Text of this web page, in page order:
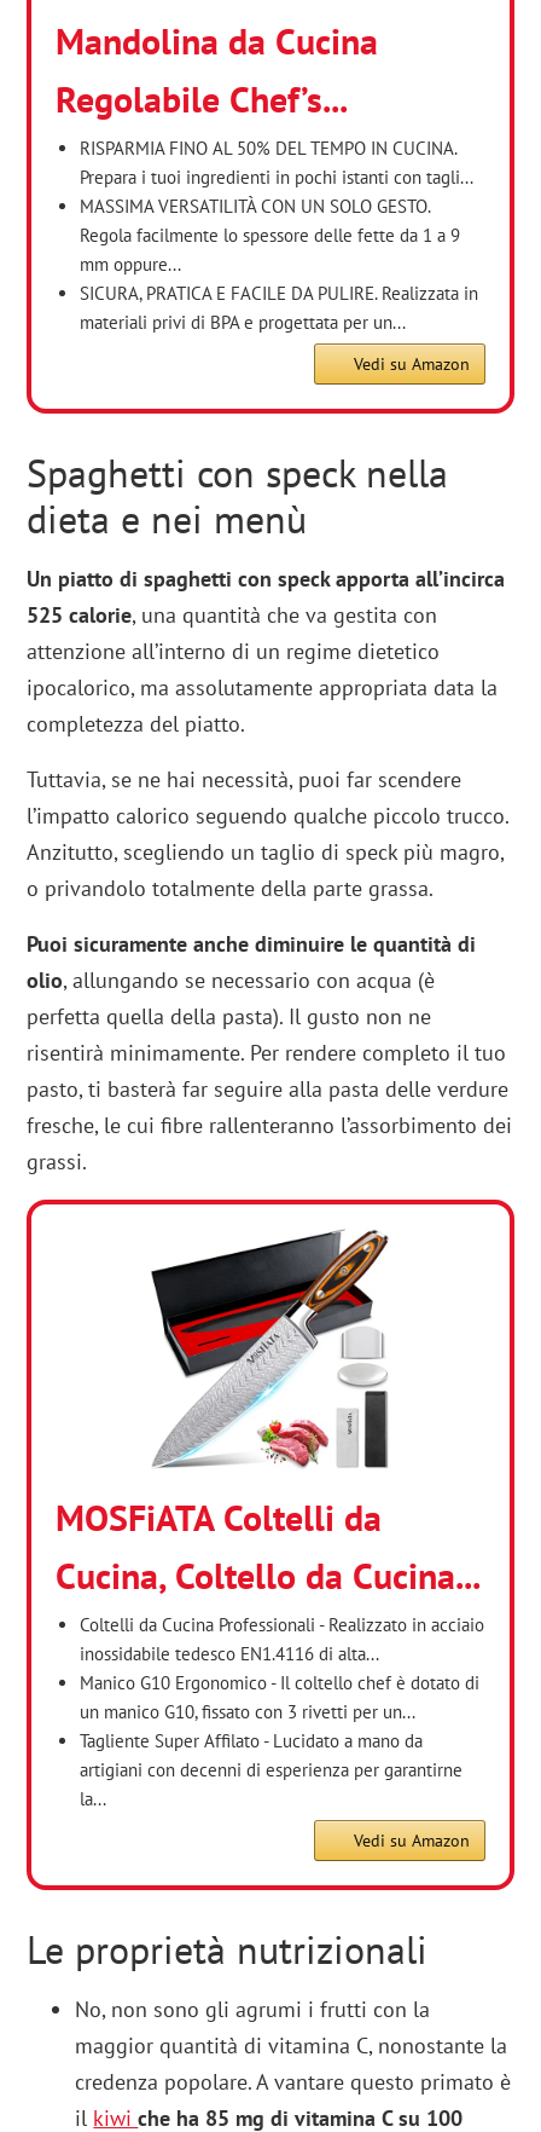
Mandolina da Cucina
Regolabile Chef’s...
RISPARMIA FINO AL 50% DEL TEMPO IN CUCINA.
Prepara i tuoi ingredienti in pochi istanti con tagli...
MASSIMA VERSATILITÀ CON UN SOLO GESTO.
Regola facilmente lo spessore delle fette da 1 a 9
mm oppure...
SICURA, PRATICA E FACILE DA PULIRE. Realizzata in
materiali privi di BPA e progettata per un...
Vedi su Amazon
Spaghetti con speck nella
dieta e nei menù
Un piatto di spaghetti con speck apporta all’incirca
525 calorie, una quantità che va gestita con
attenzione all’interno di un regime dietetico
ipocalorico, ma assolutamente appropriata data la
completezza del piatto.
Tuttavia, se ne hai necessità, puoi far scendere
l’impatto calorico seguendo qualche piccolo trucco.
Anzitutto, scegliendo un taglio di speck più magro,
o privandolo totalmente della parte grassa.
Puoi sicuramente anche diminuire le quantità di
olio, allungando se necessario con acqua (è
perfetta quella della pasta). Il gusto non ne
risentirà minimamente. Per rendere completo il tuo
pasto, ti basterà far seguire alla pasta delle verdure
fresche, le cui fibre rallenteranno l’assorbimento dei
grassi.
MOSFiATA Coltelli da
Cucina, Coltello da Cucina...
Coltelli da Cucina Professionali - Realizzato in acciaio
inossidabile tedesco EN1.4116 di alta...
Manico G10 Ergonomico - Il coltello chef è dotato di
un manico G10, fissato con 3 rivetti per un...
Tagliente Super Affilato - Lucidato a mano da
artigiani con decenni di esperienza per garantirne
la...
Vedi su Amazon
Le proprietà nutrizionali
No, non sono gli agrumi i frutti con la
maggior quantità di vitamina C, nonostante la
credenza popolare. A vantare questo primato è
il kiwiche ha 85 mg di vitamina C su 100